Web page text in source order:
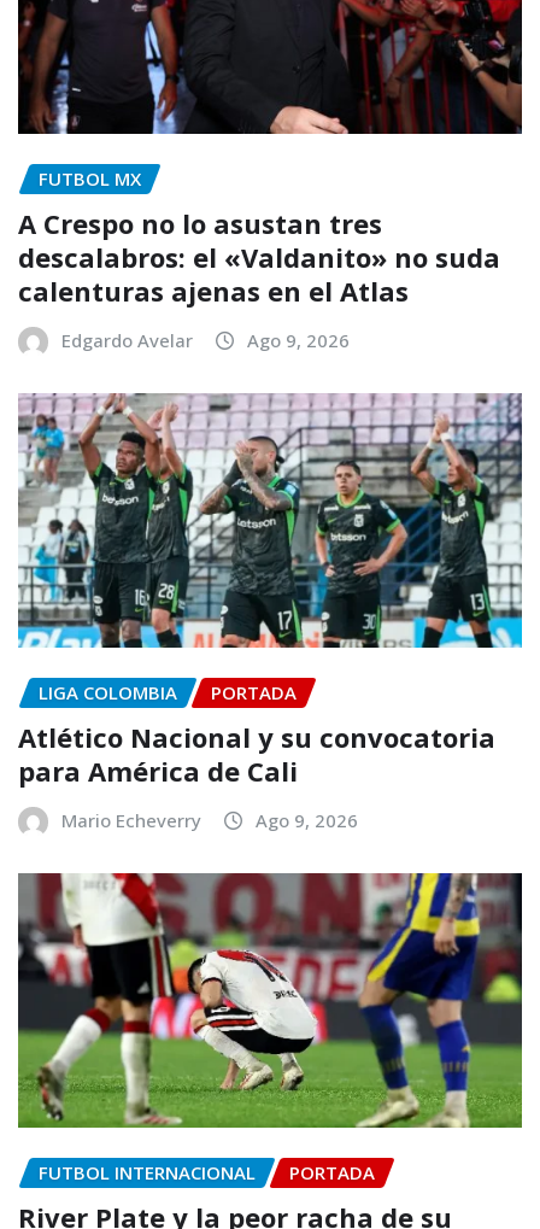
FUTBOL MX
A Crespo no lo asustan tres
descalabros: el «Valdanito» no suda
calenturas ajenas en el Atlas
Edgardo Avelar Ago 9, 2026
LIGA COLOMBIA PORTADA
Atlético Nacional y su convocatoria
para América de Cali
Mario Echeverry Ago 9, 2026
FUTBOL INTERNACIONAL PORTADA
River Plate y la peor racha de su